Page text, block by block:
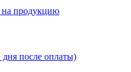
на продукцию
дня после оплаты)